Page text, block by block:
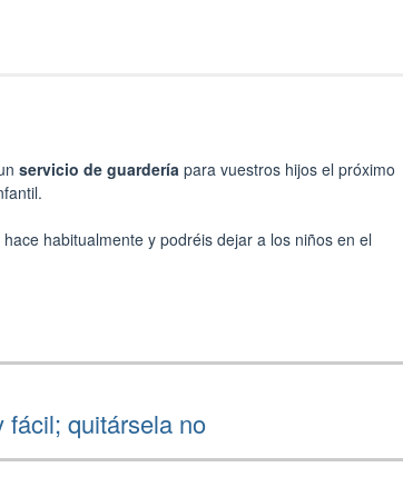
servicio de guardería para vuestros hijos el próximo
habitualmente y podréis dejar a los niños en el
fácil; quitársela no